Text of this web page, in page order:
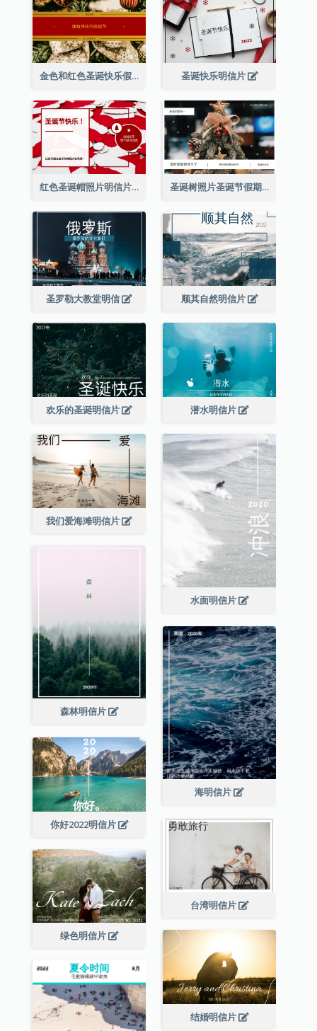
金色和红色圣诞快乐假期明信片 圣诞快乐明信片
红色圣诞帽照片明信片 圣诞树照片圣诞节假期明信片
圣罗勒大教堂明信 顺其自然明信片
欢乐的圣诞明信片 潜水明信片
我们爱海滩明信片
水面明信片
森林明信片
海明信片
你好2022明信片
台湾明信片
绿色明信片
结婚明信片